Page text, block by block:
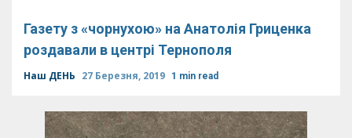
Газету з «чорнухою» на Анатолія Гриценка
роздавали в центрі Тернополя
Наш ДЕНЬ 27 Березня, 2019 1 min read